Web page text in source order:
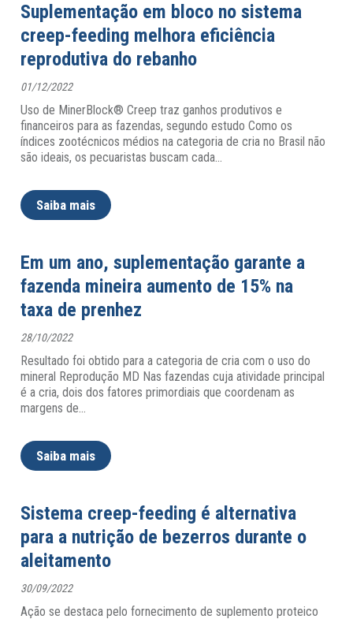
Suplementação em bloco no sistema
creep-feeding melhora eficiência
reprodutiva do rebanho
01/12/2022
Uso de MinerBlock® Creep traz ganhos produtivos e
financeiros para as fazendas, segundo estudo Como os
índices zootécnicos médios na categoria de cria no Brasil não
são ideais, os pecuaristas buscam cada…
Saiba mais
Em um ano, suplementação garante a
fazenda mineira aumento de 15% na
taxa de prenhez
28/10/2022
Resultado foi obtido para a categoria de cria com o uso do
mineral Reprodução MD Nas fazendas cuja atividade principal
é a cria, dois dos fatores primordiais que coordenam as
margens de…
Saiba mais
Sistema creep-feeding é alternativa
para a nutrição de bezerros durante o
aleitamento
30/09/2022
Ação se destaca pelo fornecimento de suplemento proteico